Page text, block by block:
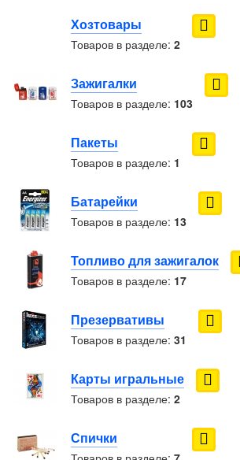
Хозтовары
Товаров в разделе: 2
Зажигалки
Товаров в разделе: 103
Пакеты
Товаров в разделе: 1
Батарейки
Товаров в разделе: 13
Топливо для зажигалок
Товаров в разделе: 17
Презервативы
Товаров в разделе: 31
Карты игральные
Товаров в разделе: 2
Спички